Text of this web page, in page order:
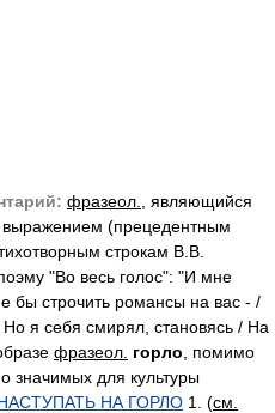
фразеол.
, являющийся
(прецедентным
строкам В.В.
"Во весь голос": "И мне
бы строчить романсы на вас - /
я себя смирял, становясь / На
фразеол. горло , помимо
значимых для культуры
НА ГОРЛО 1. (см.